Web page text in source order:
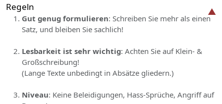
Regeln
Gut genug formulieren: Schreiben Sie mehr als einen
Satz, und bleiben Sie sachlich!
Lesbarkeit ist sehr wichtig: Achten Sie auf Klein- &
Großschreibung!
(Lange Texte unbedingt in Absätze gliedern.)
Niveau: Keine Beleidigungen, Hass-Sprüche, Angriff auf